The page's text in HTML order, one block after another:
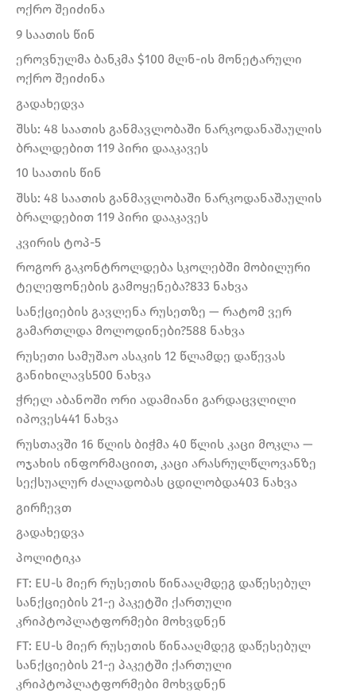
ოქრო შეიძინა
9 საათის წინ
ეროვნულმა ბანკმა $100 მლნ-ის მონეტარული
ოქრო შეიძინა
გადახედვა
შსს: 48 საათის განმავლობაში ნარკოდანაშაულის
ბრალდებით 119 პირი დააკავეს
10 საათის წინ
შსს: 48 საათის განმავლობაში ნარკოდანაშაულის
ბრალდებით 119 პირი დააკავეს
კვირის ტოპ-5
როგორ გაკონტროლდება სკოლებში მობილური
ტელეფონების გამოყენება?833 ნახვა
სანქციების გავლენა რუსეთზე — რატომ ვერ
გამართლდა მოლოდინები?588 ნახვა
რუსეთი სამუშაო ასაკის 12 წლამდე დაწევას
განიხილავს500 ნახვა
ჭრელ აბანოში ორი ადამიანი გარდაცვლილი
იპოვეს441 ნახვა
რუსთავში 16 წლის ბიჭმა 40 წლის კაცი მოკლა —
ოჯახის ინფორმაციით, კაცი არასრულწლოვანზე
სექსუალურ ძალადობას ცდილობდა403 ნახვა
გირჩევთ
გადახედვა
პოლიტიკა
FT: EU-ს მიერ რუსეთის წინააღმდეგ დაწესებულ
სანქციების 21-ე პაკეტში ქართული
კრიპტოპლატფორმები მოხვდნენ
FT: EU-ს მიერ რუსეთის წინააღმდეგ დაწესებულ
სანქციების 21-ე პაკეტში ქართული
კრიპტოპლატფორმები მოხვდნენ